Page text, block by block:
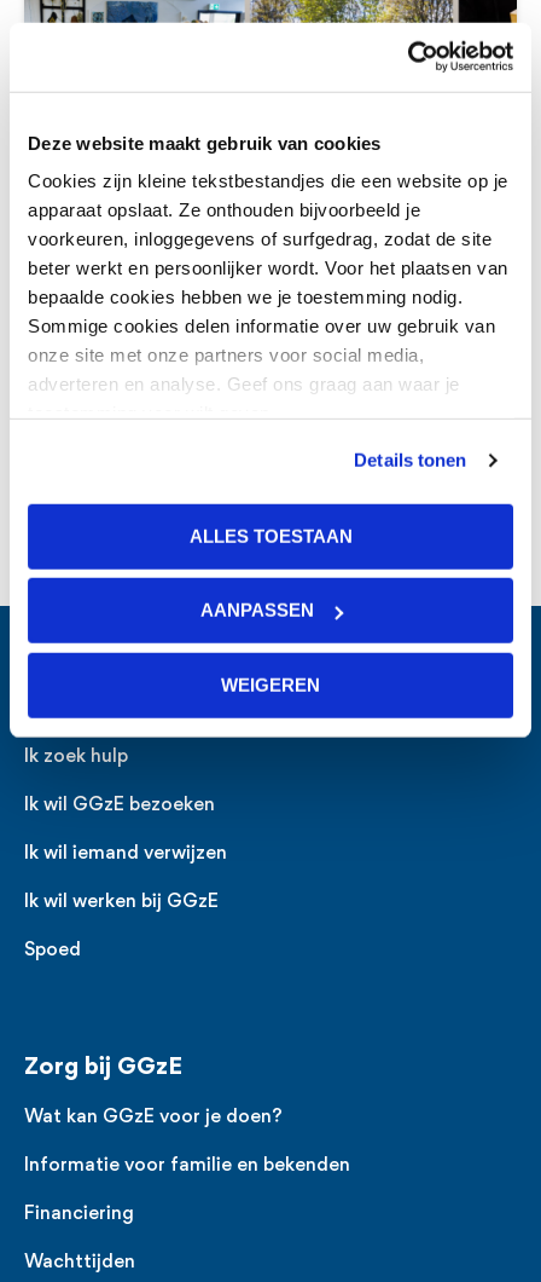
Deze website maakt gebruik van cookies
Cookies zijn kleine tekstbestandjes die een website op je
apparaat opslaat. Ze onthouden bijvoorbeeld je
voorkeuren, inloggegevens of surfgedrag, zodat de site
beter werkt en persoonlijker wordt. Voor het plaatsen van
bepaalde cookies hebben we je toestemming nodig.
Sommige cookies delen informatie over uw gebruik van
onze site met onze partners voor social media,
adverteren en analyse. Geef ons graag aan waar je
Details tonen
ALLES TOESTAAN
AANPASSEN
WEIGEREN
Terug naar nieuwsoverzicht
Ik zoek hulp
Ik wil GGzE bezoeken
Ik wil iemand verwijzen
Ik wil werken bij GGzE
Spoed
Zorg bij GGzE
Wat kan GGzE voor je doen?
Informatie voor familie en bekenden
Financiering
Wachttijden